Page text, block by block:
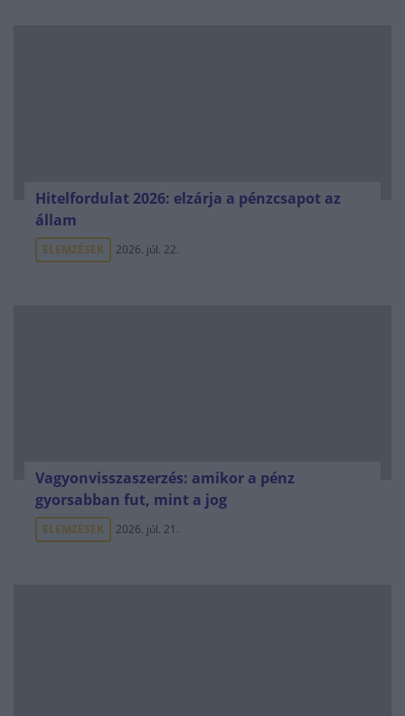
Hitelfordulat 2026: elzárja a pénzcsapot az
állam
ELEMZÉSEK 2026. júl. 22.
Vagyonvisszaszerzés: amikor a pénz
gyorsabban fut, mint a jog
ELEMZÉSEK 2026. júl. 21.